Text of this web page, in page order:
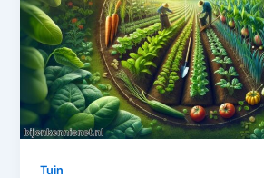
Tuin